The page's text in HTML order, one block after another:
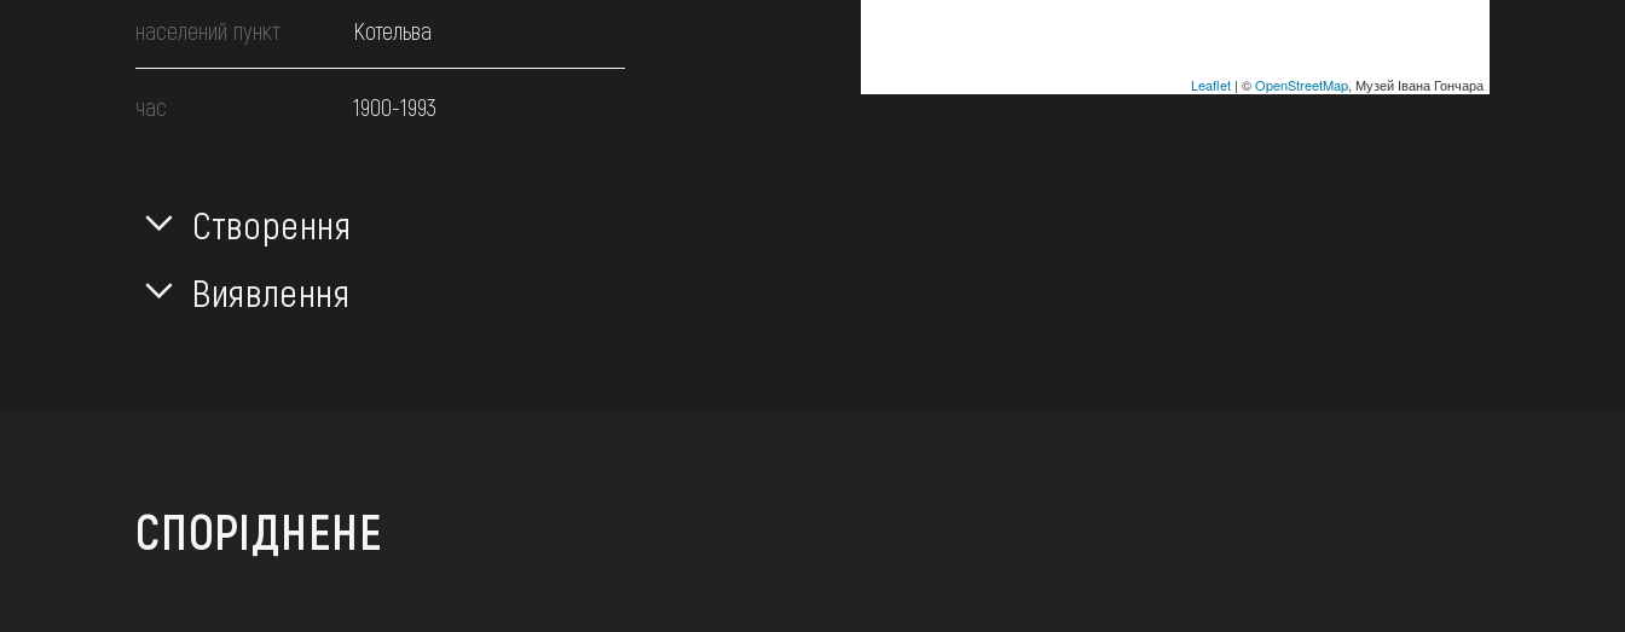
населений пункт Котельва
час 1900-1993
Leaflet | ©OpenStreetMap, Музей Івана Гончара
Створення
Виявлення
СПОРІДНЕНЕ